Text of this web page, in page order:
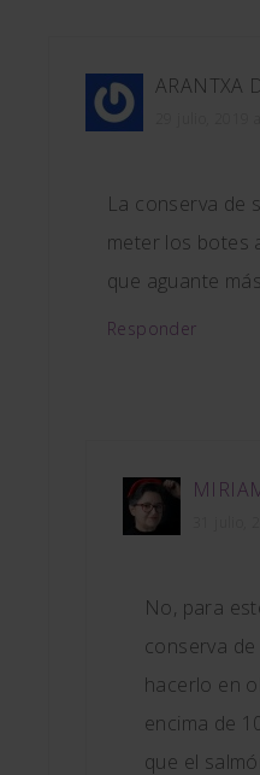
ARANTXA
La conserva de
meter los botes
que aguante
Responder
No, para
conserva
hacerlo en
encima de
que el